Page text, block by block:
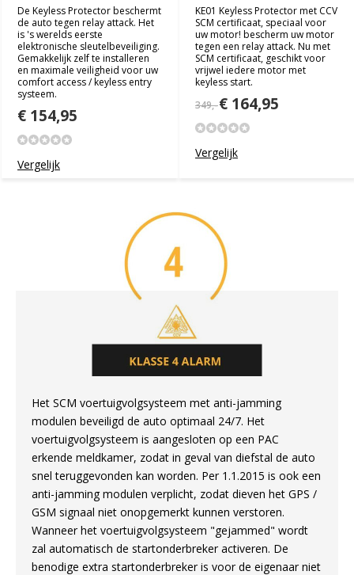
De Keyless Protector beschermt
de auto tegen relay attack. Het
is 's werelds eerste
elektronische sleutelbeveiliging.
Gemakkelijk zelf te installeren
en maximale veiligheid voor uw
comfort access / keyless entry
systeem.
€ 154,95
Vergelijk
KE01 Keyless Protector met CCV
SCM certificaat, speciaal voor
uw motor! bescherm uw motor
tegen een relay attack. Nu met
SCM certificaat, geschikt voor
vrijwel iedere motor met
keyless start.
349,-€ 164,95
Vergelijk
Het SCM voertuigvolgsysteem met anti-jamming
modulen beveiligd de auto optimaal 24/7. Het
voertuigvolgsysteem is aangesloten op een PAC
erkende meldkamer, zodat in geval van diefstal de auto
snel teruggevonden kan worden. Per 1.1.2015 is ook een
anti-jamming modulen verplicht, zodat dieven het GPS /
GSM signaal niet onopgemerkt kunnen verstoren.
Wanneer het voertuigvolgsysteem "gejammed" wordt
zal automatisch de startonderbreker activeren. De
benodige extra startonderbreker is voor de eigenaar niet